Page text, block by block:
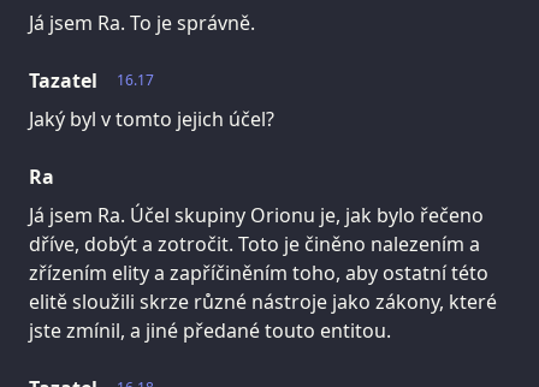
Já jsem Ra. To je správně.
16.17
Tazatel
Jaký byl v tomto jejich účel?
Ra
Já jsem Ra. Účel skupiny Orionu je, jak bylo řečeno
dříve, dobýt a zotročit. Toto je činěno nalezením a
zřízením elity a zapříčiněním toho, aby ostatní této
elitě sloužili skrze různé nástroje jako zákony, které
jste zmínil, a jiné předané touto entitou.